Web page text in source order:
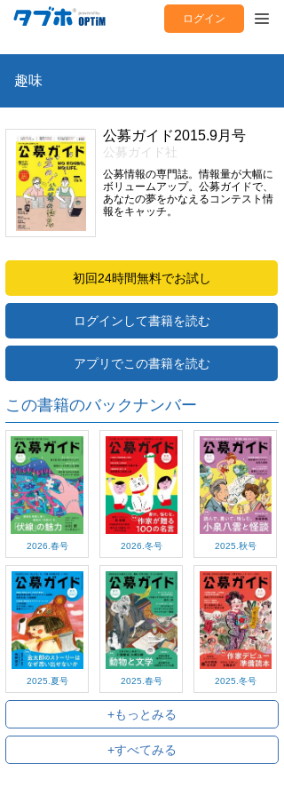
ログイン
趣味
公募ガイド2015.9月号
公募ガイド社
公募情報の専門誌。情報量が大幅に
ボリュームアップ。公募ガイドで、
あなたの夢をかなえるコンテスト情
報をキャッチ。
初回24時間無料でお試し
ログインして書籍を読む
アプリでこの書籍を読む
この書籍のバックナンバー
2026.春号 2026.冬号 2025.秋号
2025.夏号 2025.春号 2025.冬号
+もっとみる
+すべてみる